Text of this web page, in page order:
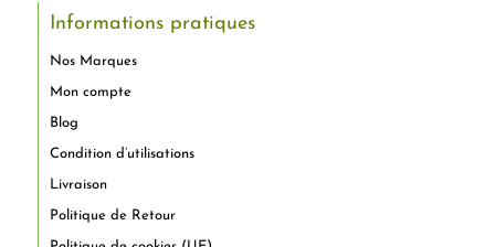
Informations pratiques
Nos Marques
Mon compte
Blog
Condition d’utilisations
Livraison
Politique de Retour